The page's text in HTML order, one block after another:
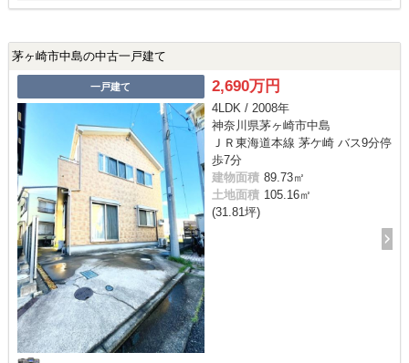
茅ヶ崎市中島の中古一戸建て
一戸建て 2,690万円
4LDK / 2008年
神奈川県茅ヶ崎市中島
ＪＲ東海道本線 茅ケ崎 バス9分停
歩7分
建物面積 89.73㎡
土地面積 105.16㎡
(31.81坪)